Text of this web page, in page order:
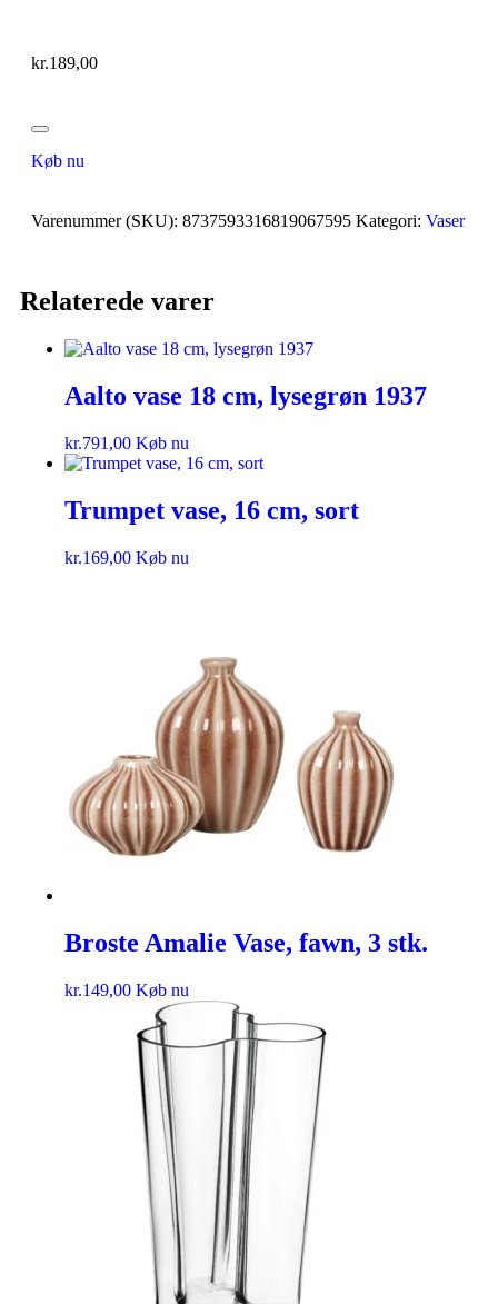
kr.189,00
Køb nu
Varenummer (SKU): 8737593316819067595 Kategori: Vaser
Relaterede varer
Aalto vase 18 cm, lysegrøn 1937
kr.791,00 Køb nu
Trumpet vase, 16 cm, sort
kr.169,00 Køb nu
Broste Amalie Vase, fawn, 3 stk.
kr.149,00 Køb nu